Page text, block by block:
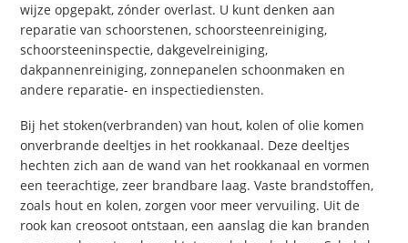
wijze opgepakt, zónder overlast. U kunt denken aan
reparatie van schoorstenen, schoorsteenreiniging,
schoorsteeninspectie, dakgevelreiniging,
dakpannenreiniging, zonnepanelen schoonmaken en
andere reparatie- en inspectiediensten.
Bij het stoken(verbranden) van hout, kolen of olie komen
onverbrande deeltjes in het rookkanaal. Deze deeltjes
hechten zich aan de wand van het rookkanaal en vormen
een teerachtige, zeer brandbare laag. Vaste brandstoffen,
zoals hout en kolen, zorgen voor meer vervuiling. Uit de
rook kan creosoot ontstaan, een aanslag die kan branden